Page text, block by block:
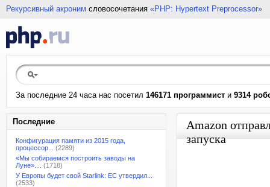
Рекурсивный акроним словосочетания «PHP: Hypertext Preprocessor»
За последние 24 часа нас посетил 146171 программист и 9314
Последние
Конфигурация памяти из 2015 года,
процессор...
(2289)
«Мы собираемся построить заводы на
Луне»....
(1718)
У Европы будет свой Starlink: ЕС утвердил...
(2533)
Amazon
запуска